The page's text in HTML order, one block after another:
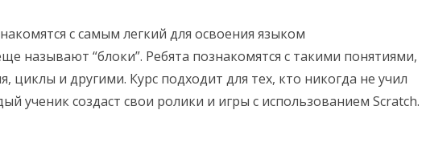
с самым легкий для освоения языком
называют “блоки”. Ребята познакомятся с такими понятиями,
циклы и другими. Курс подходит для тех, кто никогда не учил
ученик создаст свои ролики и игры с использованием Scratch.